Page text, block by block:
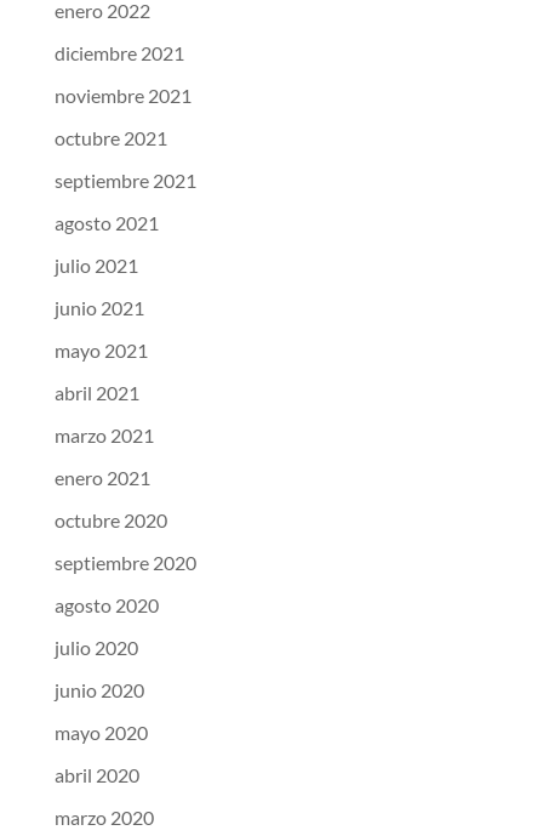
enero 2022
diciembre 2021
noviembre 2021
octubre 2021
septiembre 2021
agosto 2021
julio 2021
junio 2021
mayo 2021
abril 2021
marzo 2021
enero 2021
octubre 2020
septiembre 2020
agosto 2020
julio 2020
junio 2020
mayo 2020
abril 2020
marzo 2020